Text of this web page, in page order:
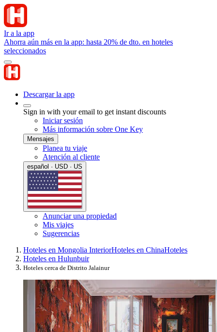
Ir a la app
Ahorra aún más en la app: hasta 20% de dto. en hoteles
seleccionados
Descargar la app
Sign in with your email to get instant discounts
Iniciar sesión
Más información sobre One Key
Mensajes
Planea tu viaje
Atención al cliente
español · USD · US
Anunciar una propiedad
Mis viajes
Sugerencias
Hoteles en Mongolia InteriorHoteles en ChinaHoteles
Hoteles en Hulunbuir
Hoteles cerca de Distrito Jalainur